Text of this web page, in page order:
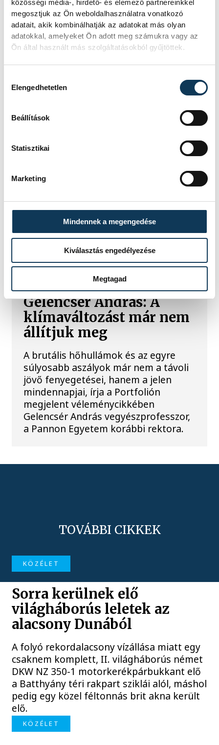
közösségi média-, hirdető- és elemező partnereinkkel
megosztjuk az Ön weboldalhasználatra vonatkozó
adatait, akik kombinálhatják az adatokat más olyan
adatokkal, amelyeket Ön adott meg számukra vagy az
Ön által használt más szolgáltatásokból gyűjtöttek.
Elengedhetetlen
Beállítások
Statisztikai
Marketing
Mindennek a megengedése
Kiválasztás engedélyezése
Megtagad
vadgesztenyefák növényvédelmi
permetezését Veszprém
közterületein. A felhasznált szer az
emberre, az állatokra és a
Feloldották a fürdési
Helikon strandon
strand: a mérések szerint már
biztonságos a víz, újra szabad
fürdeni.
KÖZÉRDEKŰ
Gelencsér András: A
klímaváltozást már nem
állítjuk meg
A brutális hőhullámok és az egyre
súlyosabb aszályok már nem a távoli
jövő fenyegetései, hanem a jelen
mindennapjai, írja a Portfolión
megjelent véleménycikkében
Gelencsér András vegyészprofesszor,
a Pannon Egyetem korábbi rektora.
TOVÁBBI CIKKEK
KÖZÉLET
Sorra kerülnek elő
világháborús leletek az
alacsony Dunából
A folyó rekordalacsony vízállása miatt egy
csaknem komplett, II. világháborús német
DKW NZ 350-1 motorkerékpárbukkant elő
a Batthyány téri rakpart sziklái alól, máshol
pedig egy közel féltonnás brit akna került
elő.
KÖZÉLET